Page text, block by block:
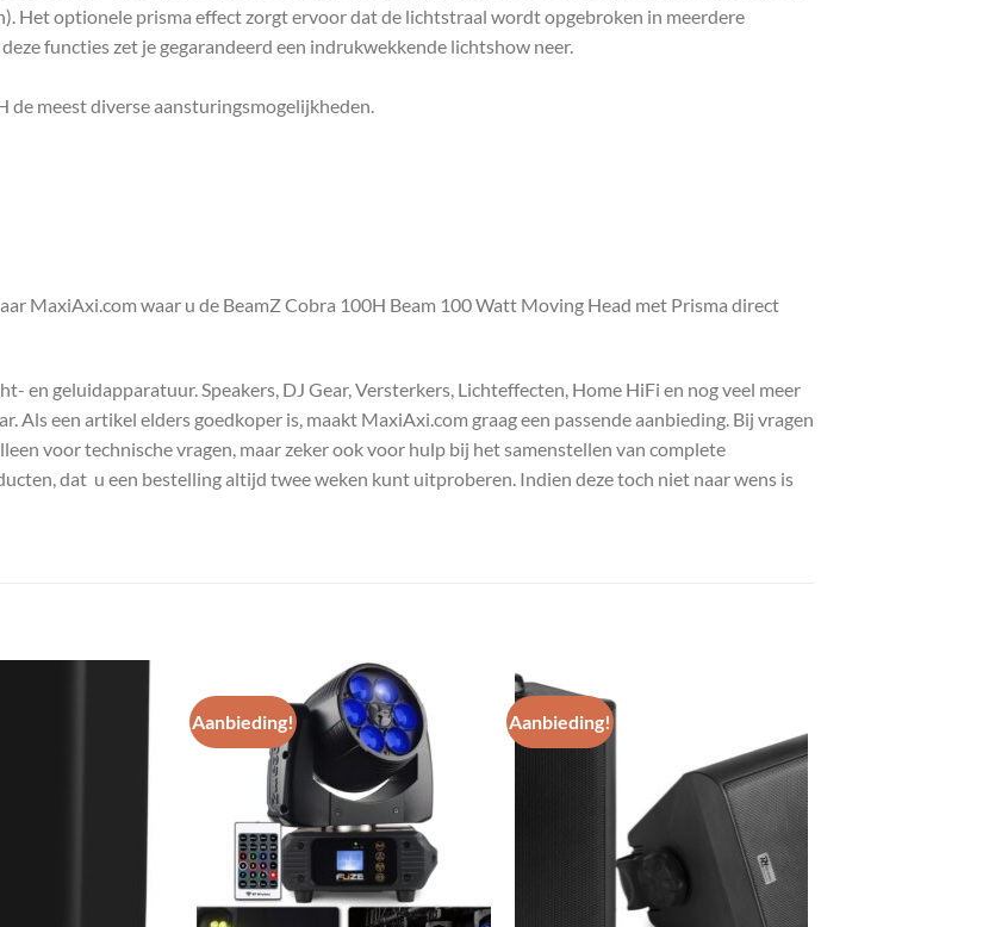
Het optionele prisma effect zorgt ervoor dat de lichtstraal wordt opgebroken in meerdere
functies zet je gegarandeerd een indrukwekkende lichtshow neer.
meest diverse aansturingsmogelijkheden.
MaxiAxi.com waar u de BeamZ Cobra 100H Beam 100 Watt Moving Head met Prisma direct
en geluidapparatuur. Speakers, DJ Gear, Versterkers, Lichteffecten, Home HiFi en nog veel meer
Als een artikel elders goedkoper is, maakt MaxiAxi.com graag een passende aanbieding. Bij vragen
voor technische vragen, maar zeker ook voor hulp bij het samenstellen van complete
dat u een bestelling altijd twee weken kunt uitproberen. Indien deze toch niet naar wens is
Aanbieding!
Toevoegen
Aanbieding!
Toevoegen
aan
wenslijst